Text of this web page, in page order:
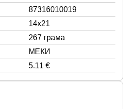
87316010019
14x21
267 грама
МЕКИ
5.11 €